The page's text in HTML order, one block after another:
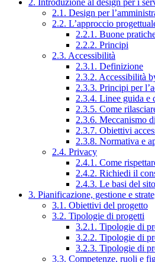
2. Introduzione al design per i
2.1. Design per
2.2. L’approccio
2.2.1. Buone
2.2.2. Principi
2.3. Accessibilità
2.3.1. Definizione
2.3.2. Accessibilità
2.3.3. Principi per
2.3.4. Linee guida e
2.3.5. Come
2.3.6. Meccanismo
2.3.7. Obiettivi
2.3.8. Normativa e
2.4. Privacy
2.4.1. Come
2.4.2. Richiedi il
2.4.3. Le basi del
3. Pianificazione, gestione e
3.1. Obiettivi del progetto
3.2. Tipologie di progetti
3.2.1. Tipologie di
3.2.2. Tipologie di
3.2.3. Tipologie di
3.3. Competenze, ruoli e